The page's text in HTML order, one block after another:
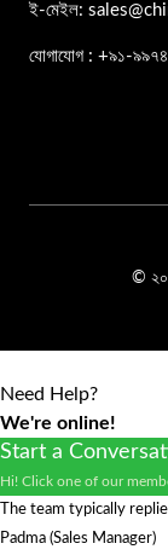
ই-মেইল:
যোগাযোগ : +৯১-
©
Need Help?
We're online!
Start a
Hi! Click one of our
The team typically
Padma (Sales Manager)